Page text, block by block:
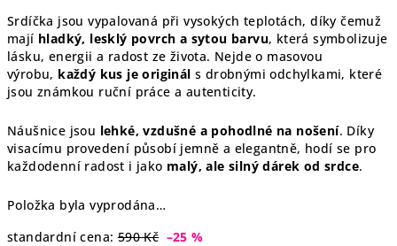
Srdíčka jsou vypalovaná při vysokých teplotách, díky čemuž
mají hladký, lesklý povrch a sytou barvu, která symbolizuje
lásku, energii a radost ze života. Nejde o masovou
výrobu, každý kus je originál s drobnými odchylkami, které
jsou známkou ruční práce a autenticity.
Náušnice jsou lehké, vzdušné a pohodlné na nošení. Díky
visacímu provedení působí jemně a elegantně, hodí se pro
každodenní radost i jako malý, ale silný dárek od srdce.
Položka byla vyprodána…
standardní cena: 590 Kč –25 %